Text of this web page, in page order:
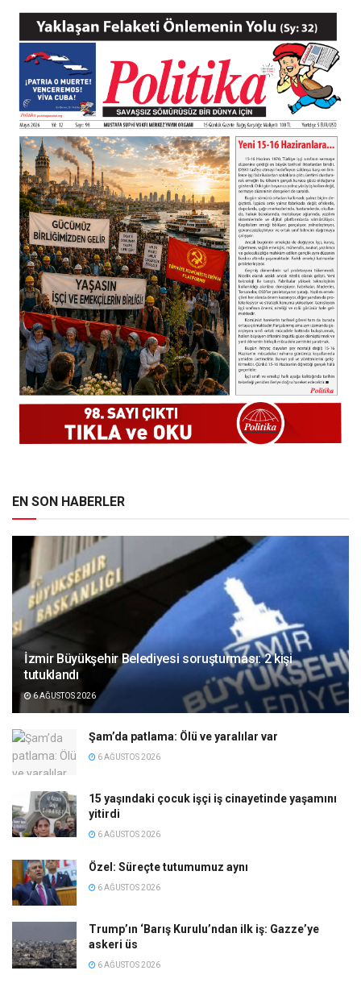
EN SON HABERLER
İzmir Büyükşehir Belediyesi soruşturması: 2 kişi
tutuklandı
6 AĞUSTOS 2026
Şam’da patlama: Ölü ve yaralılar var
6 AĞUSTOS 2026
15 yaşındaki çocuk işçi iş cinayetinde yaşamını
yitirdi
6 AĞUSTOS 2026
Özel: Süreçte tutumumuz aynı
6 AĞUSTOS 2026
Trump’ın ‘Barış Kurulu’ndan ilk iş: Gazze’ye
askeri üs
6 AĞUSTOS 2026